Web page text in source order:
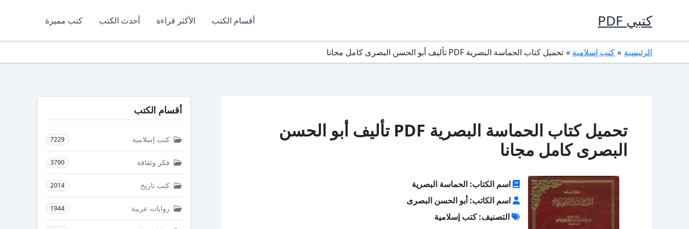
كتبي PDF أقسام الكتب الأكثر قراءة أحدث الكتب كتب مميزة
الرئيسية كتب إسلامية تحميل كتاب الحماسة البصرية PDF تأليف أبو الحسن البصرى كامل مجانا
تحميل كتاب الحماسة البصرية PDF تأليف أبو الحسن
البصرى كامل مجانا
اسم الكتاب: الحماسة البصرية
اسم الكاتب: أبو الحسن البصرى
التصنيف: كتب إسلامية
أقسام الكتب
كتب إسلامية 7229
فكر وثقافة 3790
كتب تاريخ 2014
روايات عربية 1944